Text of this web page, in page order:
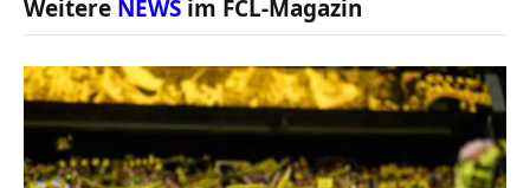
Weitere NEWS im FCL-Magazin